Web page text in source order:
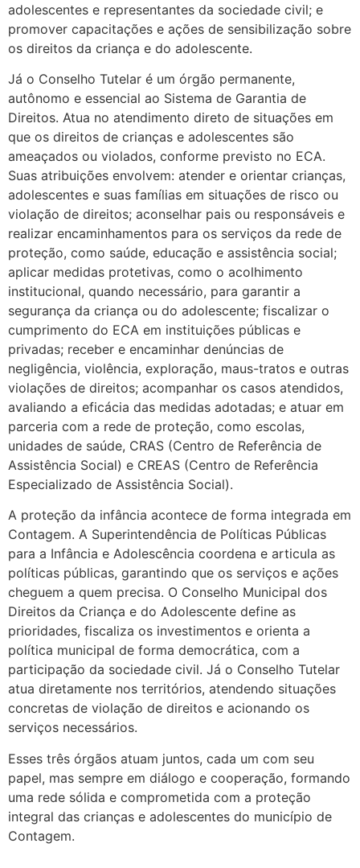
adolescentes e representantes da sociedade civil; e
promover capacitações e ações de sensibilização sobre
os direitos da criança e do adolescente.
Já o Conselho Tutelar é um órgão permanente,
autônomo e essencial ao Sistema de Garantia de
Direitos. Atua no atendimento direto de situações em
que os direitos de crianças e adolescentes são
ameaçados ou violados, conforme previsto no ECA.
Suas atribuições envolvem: atender e orientar crianças,
adolescentes e suas famílias em situações de risco ou
violação de direitos; aconselhar pais ou responsáveis e
realizar encaminhamentos para os serviços da rede de
proteção, como saúde, educação e assistência social;
aplicar medidas protetivas, como o acolhimento
institucional, quando necessário, para garantir a
segurança da criança ou do adolescente; fiscalizar o
cumprimento do ECA em instituições públicas e
privadas; receber e encaminhar denúncias de
negligência, violência, exploração, maus-tratos e outras
violações de direitos; acompanhar os casos atendidos,
avaliando a eficácia das medidas adotadas; e atuar em
parceria com a rede de proteção, como escolas,
unidades de saúde, CRAS (Centro de Referência de
Assistência Social) e CREAS (Centro de Referência
Especializado de Assistência Social).
A proteção da infância acontece de forma integrada em
Contagem. A Superintendência de Políticas Públicas
para a Infância e Adolescência coordena e articula as
políticas públicas, garantindo que os serviços e ações
cheguem a quem precisa. O Conselho Municipal dos
Direitos da Criança e do Adolescente define as
prioridades, fiscaliza os investimentos e orienta a
política municipal de forma democrática, com a
participação da sociedade civil. Já o Conselho Tutelar
atua diretamente nos territórios, atendendo situações
concretas de violação de direitos e acionando os
serviços necessários.
Esses três órgãos atuam juntos, cada um com seu
papel, mas sempre em diálogo e cooperação, formando
uma rede sólida e comprometida com a proteção
integral das crianças e adolescentes do município de
Contagem.